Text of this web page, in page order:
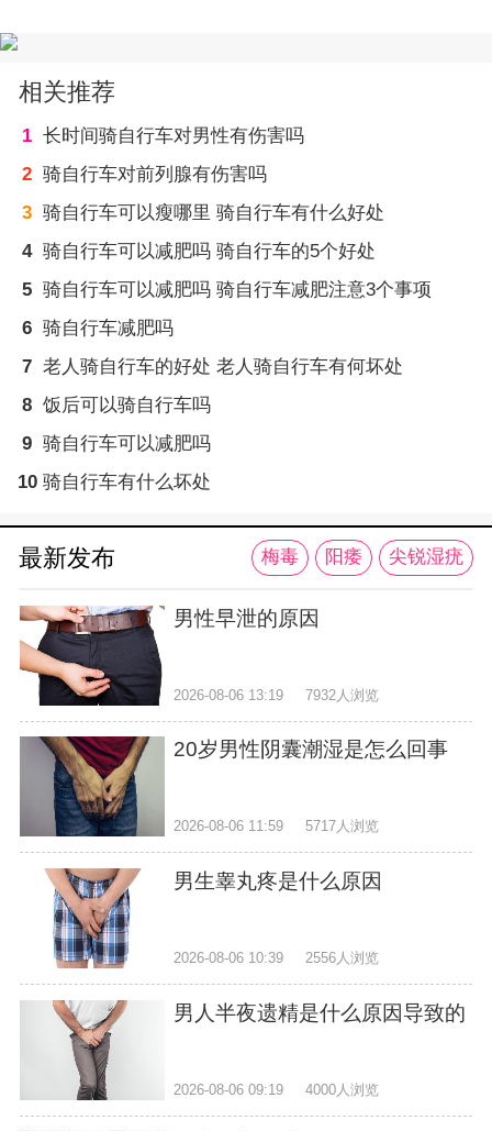
相关推荐
1 长时间骑自行车对男性有伤害吗
2 骑自行车对前列腺有伤害吗
3 骑自行车可以瘦哪里 骑自行车有什么好处
4 骑自行车可以减肥吗 骑自行车的5个好处
5 骑自行车可以减肥吗 骑自行车减肥注意3个事项
6 骑自行车减肥吗
7 老人骑自行车的好处 老人骑自行车有何坏处
8 饭后可以骑自行车吗
9 骑自行车可以减肥吗
10 骑自行车有什么坏处
最新发布 梅毒 阳痿 尖锐湿疣
男性早泄的原因
2026-08-06 13:19 7932人浏览
20岁男性阴囊潮湿是怎么回事
2026-08-06 11:59 5717人浏览
男生睾丸疼是什么原因
2026-08-06 10:39 2556人浏览
男人半夜遗精是什么原因导致的
2026-08-06 09:19 4000人浏览